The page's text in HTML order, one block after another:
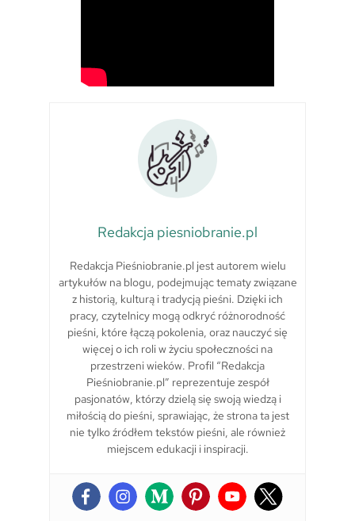
Redakcja piesniobranie.pl
Redakcja Pieśniobranie.pl jest autorem wielu
artykułów na blogu, podejmując tematy związane
z historią, kulturą i tradycją pieśni. Dzięki ich
pracy, czytelnicy mogą odkryć różnorodność
pieśni, które łączą pokolenia, oraz nauczyć się
więcej o ich roli w życiu społeczności na
przestrzeni wieków. Profil “Redakcja
Pieśniobranie.pl” reprezentuje zespół
pasjonatów, którzy dzielą się swoją wiedzą i
miłością do pieśni, sprawiając, że strona ta jest
nie tylko źródłem tekstów pieśni, ale również
miejscem edukacji i inspiracji.